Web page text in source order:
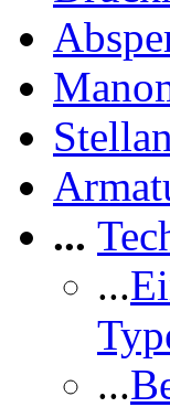
...
...
...